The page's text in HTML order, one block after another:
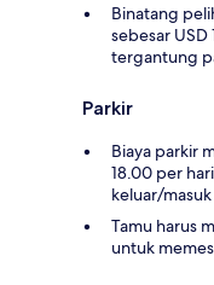
Binatang
sebesar
tergantung
Parkir
Biaya parkir
18.00 per
keluar/masuk
Tamu harus
untuk